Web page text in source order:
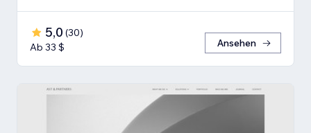
5,0 (30)
Ab 33 $
Ansehen